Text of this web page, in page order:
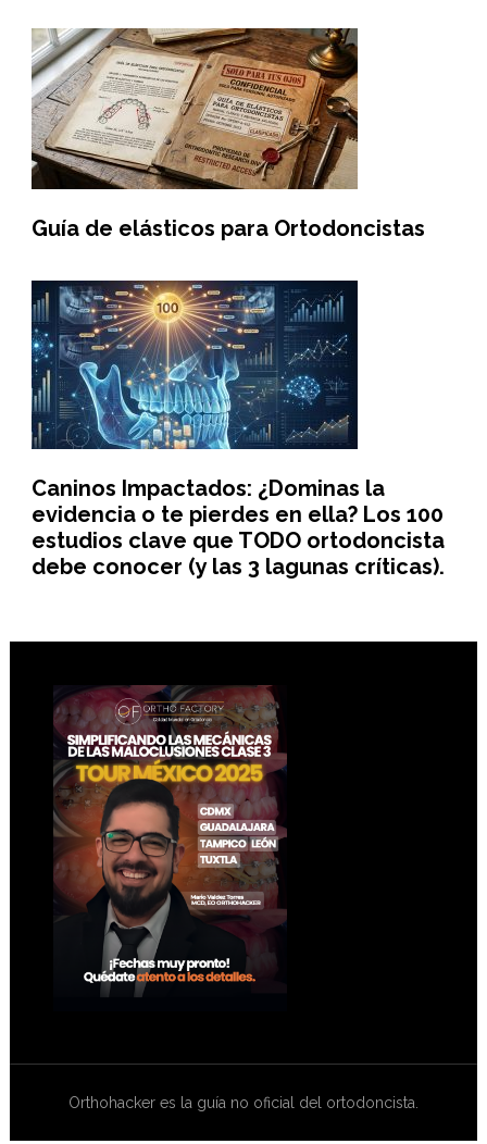
Guía de elásticos para Ortodoncistas
Caninos Impactados: ¿Dominas la
evidencia o te pierdes en ella? Los 100
estudios clave que TODO ortodoncista
debe conocer (y las 3 lagunas críticas).
Footer
Orthohacker es la guía no oficial del ortodoncista.